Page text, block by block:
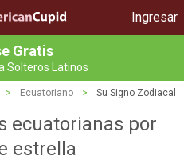
Ingresar
Gratis
Solteros Latinos
> Ecuatoriano > Su Signo Zodiacal
ecuatorianas por
estrella